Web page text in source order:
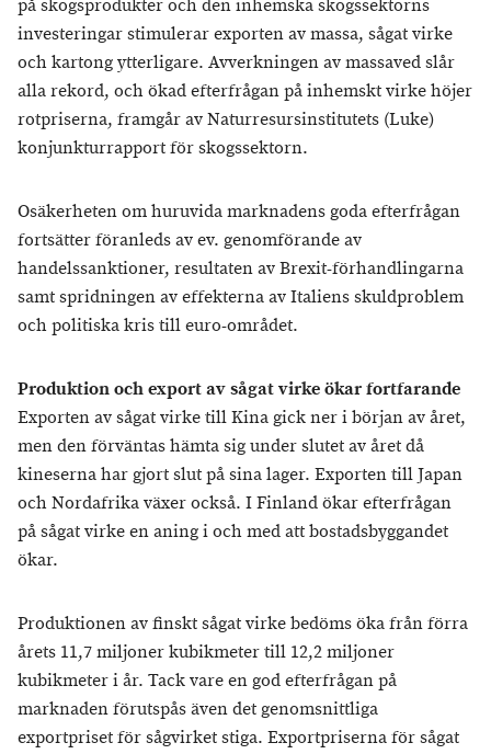
på skogsprodukter och den inhemska skogssektorns
investeringar stimulerar exporten av massa, sågat virke
och kartong ytterligare. Avverkningen av massaved slår
alla rekord, och ökad efterfrågan på inhemskt virke höjer
rotpriserna, framgår av Naturresursinstitutets (Luke)
konjunkturrapport för skogssektorn.
Osäkerheten om huruvida marknadens goda efterfrågan
fortsätter föranleds av ev. genomförande av
handelssanktioner, resultaten av Brexit-förhandlingarna
samt spridningen av effekterna av Italiens skuldproblem
och politiska kris till euro-området.
Produktion och export av sågat virke ökar fortfarande
Exporten av sågat virke till Kina gick ner i början av året,
men den förväntas hämta sig under slutet av året då
kineserna har gjort slut på sina lager. Exporten till Japan
och Nordafrika växer också. I Finland ökar efterfrågan
på sågat virke en aning i och med att bostadsbyggandet
ökar.
Produktionen av finskt sågat virke bedöms öka från förra
årets 11,7 miljoner kubikmeter till 12,2 miljoner
kubikmeter i år. Tack vare en god efterfrågan på
marknaden förutspås även det genomsnittliga
exportpriset för sågvirket stiga. Exportpriserna för sågat